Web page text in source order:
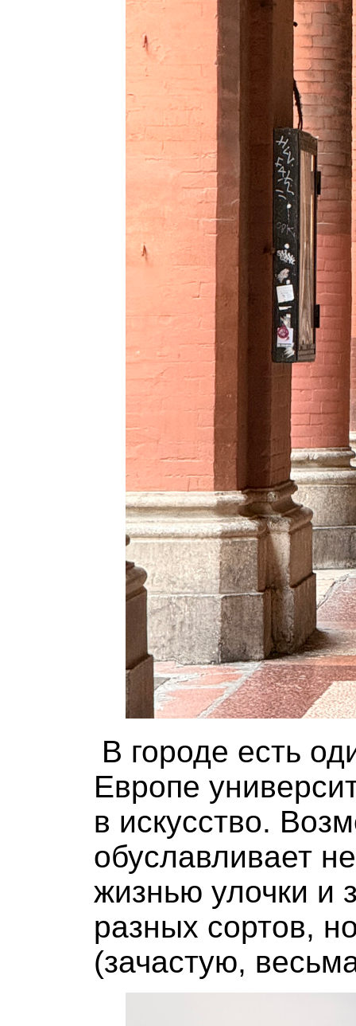
В городе есть
Европе
в искусство.
обуславливает
жизнью улочки и
разных сортов,
(зачастую,